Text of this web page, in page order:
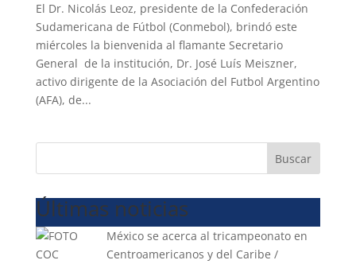
El Dr. Nicolás Leoz, presidente de la Confederación
Sudamericana de Fútbol (Conmebol), brindó este
miércoles la bienvenida al flamante Secretario
General de la institución, Dr. José Luís Meiszner,
activo dirigente de la Asociación del Futbol Argentino
(AFA), de...
Buscar
Últimas noticias
México se acerca al tricampeonato en
Centroamericanos y del Caribe /